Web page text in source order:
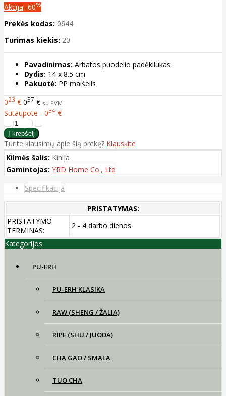
Akcija -60%
Prekės kodas: 0644
Turimas kiekis: 20
Pavadinimas: Arbatos puodelio padėkliukas
Dydis: 14 x 8.5 cm
Pakuotė: PP maišelis
023 € 057 € su PVM
Sutaupote - 034 €
Turite klausimų apie šią prekę? Klauskite
Kilmės šalis: Kinija
Gamintojas: YRD Home Co., Ltd
Specifikacija
PRISTATYMAS:
PRISTATYMO
TERMINAS:
2 - 4 darbo dienos
Kategorijos
PU-ERH
PU-ERH KLASIKA
RAW (SHENG / ŽALIA)
RIPE (SHU / JUODA)
CHA GAO / SMALA
TUO CHA